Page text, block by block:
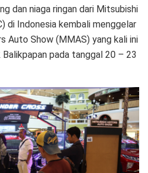
dan niaga ringan dari Mitsubishi
di Indonesia kembali menggelar
Auto Show (MMAS) yang kali ini
pada tanggal 20 – 23